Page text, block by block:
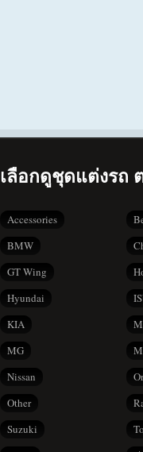
เลือกดูชุดแต่งรถ
Accessories
BMW
GT Wing
Hyundai
KIA
MG
Nissan
Other
Suzuki